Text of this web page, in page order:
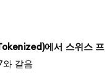
에서 스위스 프
와 같음